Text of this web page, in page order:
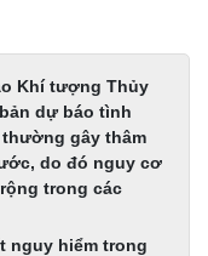
Khí tượng Thủy
dự báo tình
gây thâm
do đó nguy cơ
trong các
nguy hiểm trong